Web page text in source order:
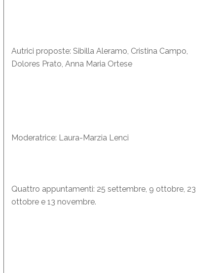
Autrici proposte: Sibilla Aleramo, Cristina Campo,
Dolores Prato, Anna Maria Ortese
Moderatrice: Laura-Marzia Lenci
Quattro appuntamenti: 25 settembre, 9 ottobre, 23
ottobre e 13 novembre.